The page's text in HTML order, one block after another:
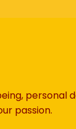
personal
passion.